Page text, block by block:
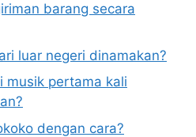
barang secara
luar negeri dinamakan?
musik pertama kali
dengan cara?